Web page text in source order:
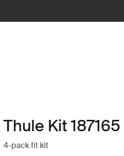
Thule Kit 187165
4-pack fit kit